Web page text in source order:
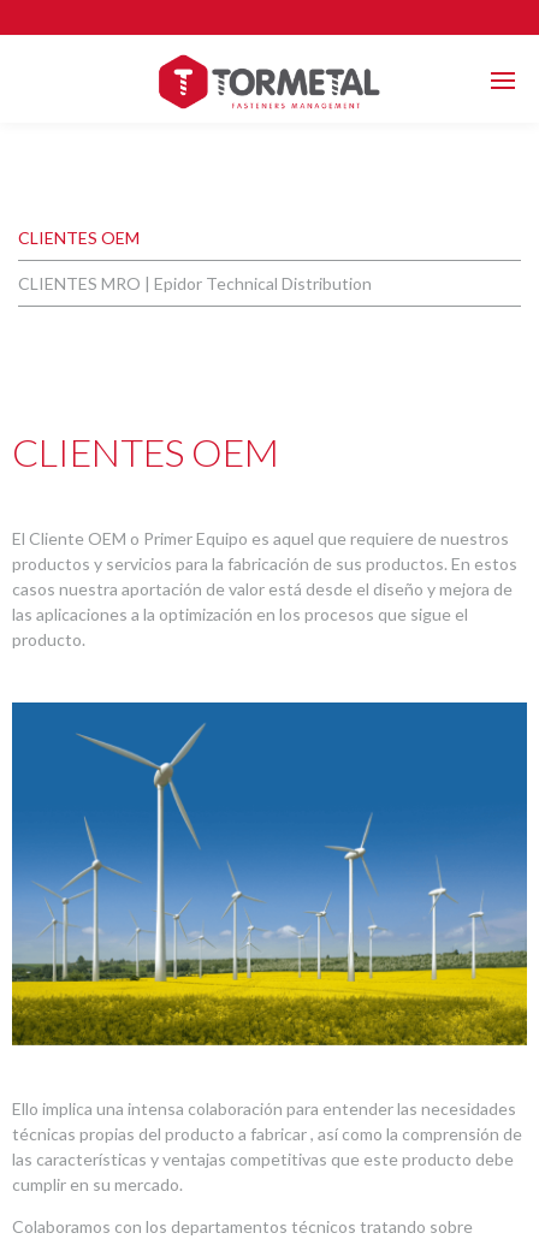
CLIENTES OEM
CLIENTES MRO | Epidor Technical Distribution
CLIENTES OEM
El Cliente OEM o Primer Equipo es aquel que requiere de nuestros
productos y servicios para la fabricación de sus productos. En estos
casos nuestra aportación de valor está desde el diseño y mejora de
las aplicaciones a la optimización en los procesos que sigue el
producto.
Ello implica una intensa colaboración para entender las necesidades
técnicas propias del producto a fabricar , así como la comprensión de
las características y ventajas competitivas que este producto debe
cumplir en su mercado.
Colaboramos con los departamentos técnicos tratando sobre